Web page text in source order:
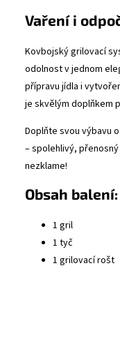
Vaření i
Kovbojský grilovací
odolnost v jednom
přípravu jídla i
je skvělým doplňkem
Doplňte svou výbavu
– spolehlivý,
nezklame!
Obsah balení:
1 gril
1 tyč
1 grilovací rošt